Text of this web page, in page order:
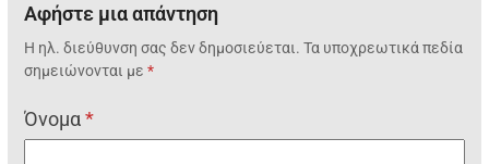
Αφήστε μια απάντηση
Η ηλ. διεύθυνση σας δεν δημοσιεύεται. Τα υποχρεωτικά πεδία
σημειώνονται με*
Όνομα*